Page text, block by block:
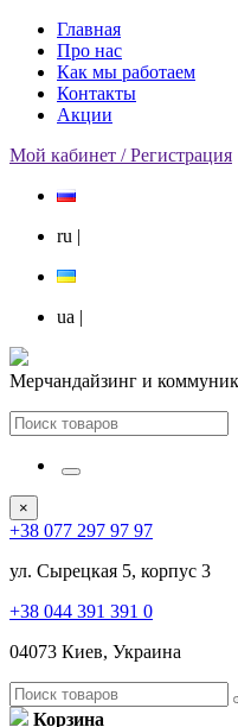
Главная
Про нас
Как мы работаем
Контакты
Акции
Мой кабинет / Регистрация
ru |
ua |
Мерчандайзинг и
×
+38 077 297 97 97
ул. Сырецкая 5, корпус 3
+38 044 391 391 0
04073 Киев, Украина
Корзина